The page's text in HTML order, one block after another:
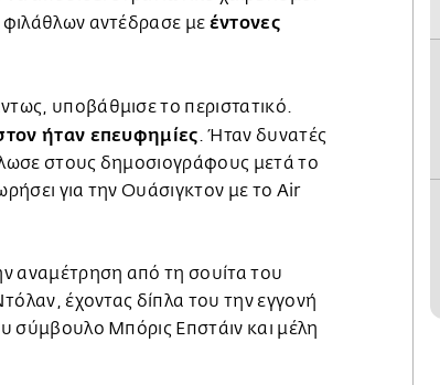
αντέδρασε με έντονες
υποβάθμισε το περιστατικό.
ήταν επευφημίες. Ήταν δυνατές
στους δημοσιογράφους μετά το
για την Ουάσιγκτον με το Air
αναμέτρηση από τη σουίτα του
έχοντας δίπλα του την εγγονή
σύμβουλο Μπόρις Επστάιν και μέλη